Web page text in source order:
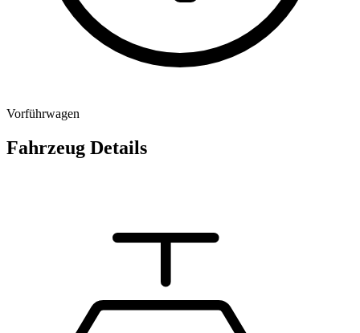
Vorführwagen
Fahrzeug Details